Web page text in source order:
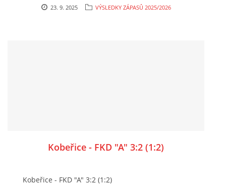
23. 9. 2025 VÝSLEDKY ZÁPASŮ 2025/2026
Kobeřice - FKD "A" 3:2 (1:2)
Kobeřice - FKD "A" 3:2 (1:2)